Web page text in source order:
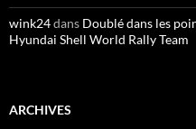
wink24dans Doublé dans les
Hyundai Shell World Rally Team
ARCHIVES